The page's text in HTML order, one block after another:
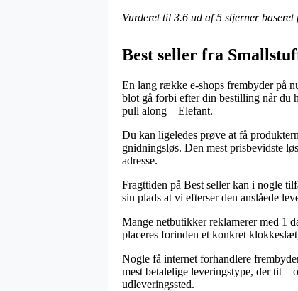
Vurderet til 3.6 ud af 5 stjerner baseret
Best seller fra
En lang række e-shops frembyder på
blot gå forbi efter din bestilling når du
pull along – Elefant.
Du kan ligeledes prøve at få
gnidningsløs. Den mest prisbevidste
adresse.
Fragttiden på Best seller kan i nogle
sin plads at vi efterser den anslåede
Mange netbutikker reklamerer med 1
placeres forinden et konkret
Nogle få internet forhandlere
mest betalelige leveringstype, der tit –
udleveringssted.